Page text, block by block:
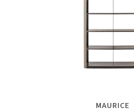
MAURICE